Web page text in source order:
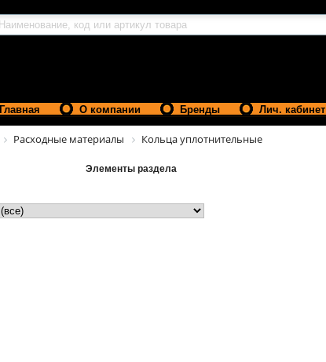
Главная О компании Бренды Лич. кабинет
Расходные материалы Кольца уплотнительные
Элементы раздела